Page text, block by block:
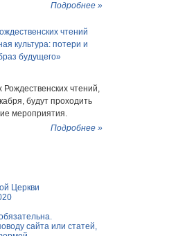
Подробнее »
чтений
культура: потери и
будущего»
чтений,
будут проходить
мероприятия.
Подробнее »
Церкви
сайта или статей,